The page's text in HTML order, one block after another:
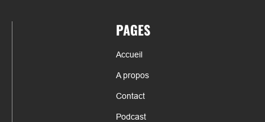
PAGES
Accueil
A propos
Contact
Podcast